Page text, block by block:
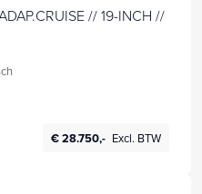
// 19-INCH //
€ 28.750,- Excl. BTW